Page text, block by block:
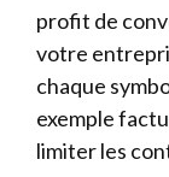
profit de
votre
chaque
exemple
limiter les